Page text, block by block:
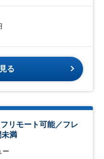
る
リモート可能／フレ
未満
ー